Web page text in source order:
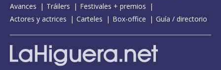
Avances
Tráilers
Festivales + premios
Actores y actrices
Carteles Box-office Guía / directorio